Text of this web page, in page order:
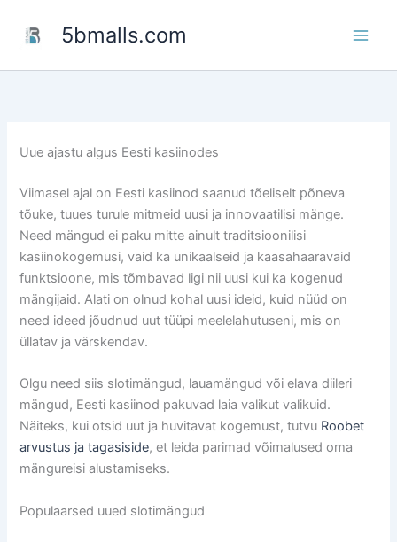
5bmalls.com
Uue ajastu algus Eesti kasiinodes
Viimasel ajal on Eesti kasiinod saanud tõeliselt põneva
tõuke, tuues turule mitmeid uusi ja innovaatilisi mänge.
Need mängud ei paku mitte ainult traditsioonilisi
kasiinokogemusi, vaid ka unikaalseid ja kaasahaaravaid
funktsioone, mis tõmbavad ligi nii uusi kui ka kogenud
mängijaid. Alati on olnud kohal uusi ideid, kuid nüüd on
need ideed jõudnud uut tüüpi meelelahutuseni, mis on
üllatav ja värskendav.
Olgu need siis slotimängud, lauamängud või elava diileri
mängud, Eesti kasiinod pakuvad laia valikut valikuid.
Näiteks, kui otsid uut ja huvitavat kogemust, tutvu Roobet
arvustus ja tagasiside, et leida parimad võimalused oma
mängureisi alustamiseks.
Populaarsed uued slotimängud